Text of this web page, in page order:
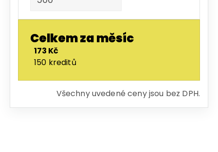
Celkem za měsíc
173 Kč
150 kreditů
Všechny uvedené ceny jsou bez DPH.